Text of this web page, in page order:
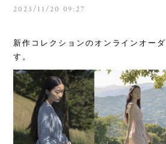
2023/11/20 09:27
新作コレクションのオンラインオー
す。